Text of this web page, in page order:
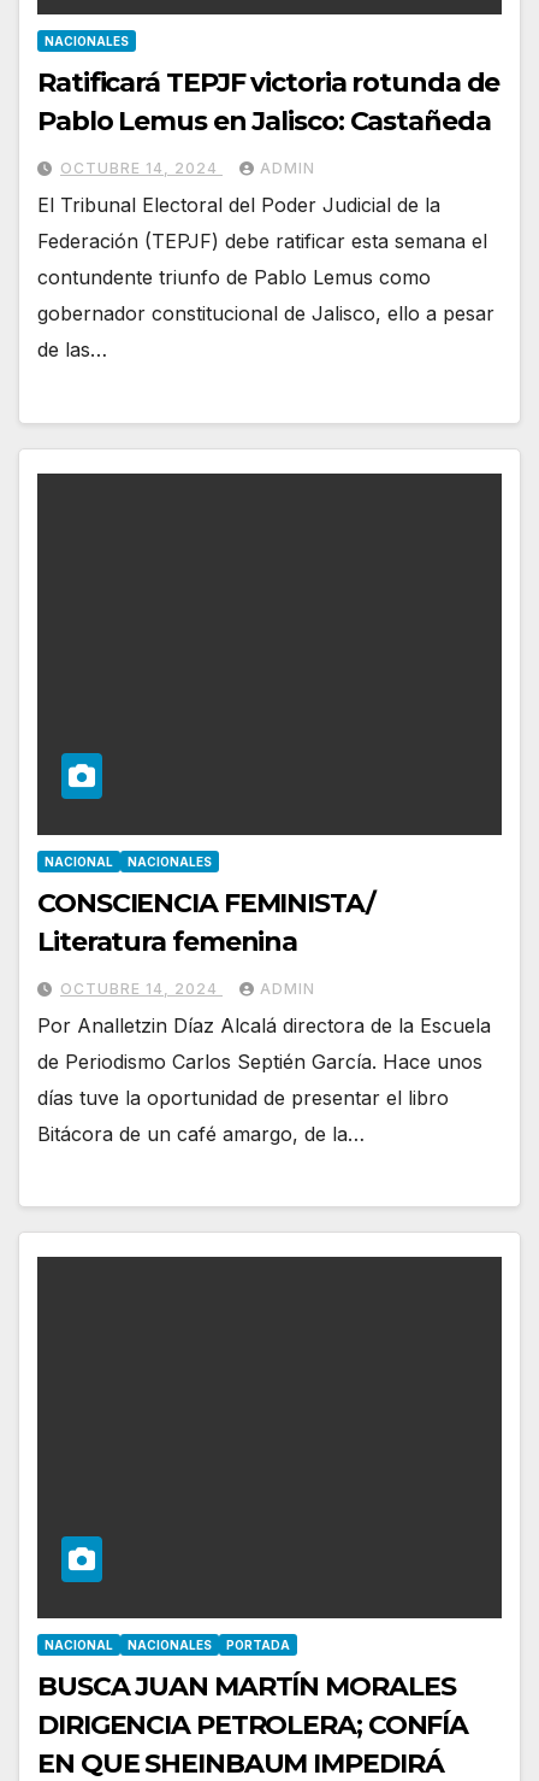
NACIONALES
Ratificará TEPJF victoria rotunda de
Pablo Lemus en Jalisco: Castañeda
OCTUBRE 14, 2024 ADMIN
El Tribunal Electoral del Poder Judicial de la
Federación (TEPJF) debe ratificar esta semana el
contundente triunfo de Pablo Lemus como
gobernador constitucional de Jalisco, ello a pesar
de las…
NACIONAL NACIONALES
CONSCIENCIA FEMINISTA/
Literatura femenina
OCTUBRE 14, 2024 ADMIN
Por Analletzin Díaz Alcalá directora de la Escuela
de Periodismo Carlos Septién García. Hace unos
días tuve la oportunidad de presentar el libro
Bitácora de un café amargo, de la…
NACIONAL NACIONALES PORTADA
BUSCA JUAN MARTÍN MORALES
DIRIGENCIA PETROLERA; CONFÍA
EN QUE SHEINBAUM IMPEDIRÁ